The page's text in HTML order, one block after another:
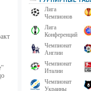
Лига
Чемпионов
Лига
Конференций
Чемпионат
Англии
Чемпионат
Италии
Чемпионат
Украины